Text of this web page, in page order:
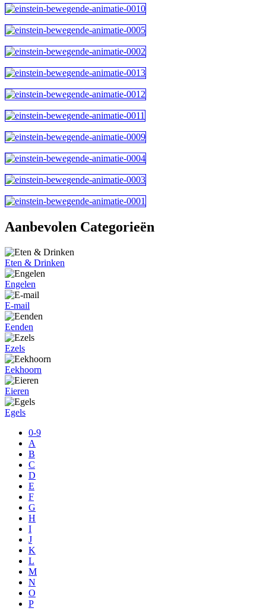
Aanbevolen Categorieën
Eten & Drinken
Engelen
E-mail
Eenden
Ezels
Eekhoorn
Eieren
Egels
0-9
A
B
C
D
E
F
G
H
I
J
K
L
M
N
O
P